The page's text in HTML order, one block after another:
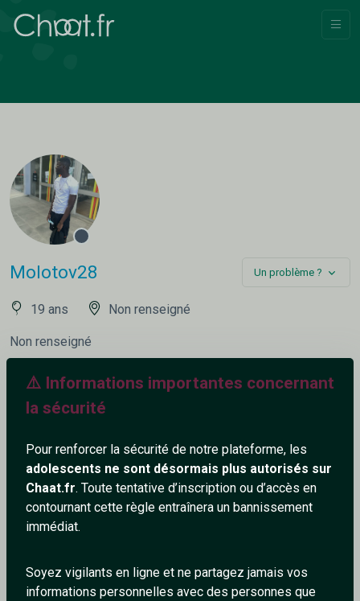
⚠️ Informations importantes concernant
la sécurité
Pour renforcer la sécurité de notre plateforme, les
adolescents ne sont désormais plus autorisés sur
Chaat.fr. Toute tentative d’inscription ou d’accès en
contournant cette règle entraînera un bannissement
immédiat.
Soyez vigilants en ligne et ne partagez jamais vos
informations personnelles avec des personnes que
Molotov28 Un problème ?
19 ans Non renseigné
Non renseigné
195+
Ajouter un commentaire (0) Tchatter
Le profil n'a pas encore de commentaire.